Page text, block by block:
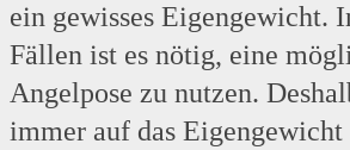
ein gewisses Eigengewicht.
Fällen ist es nötig, eine
Angelpose zu nutzen.
immer auf das